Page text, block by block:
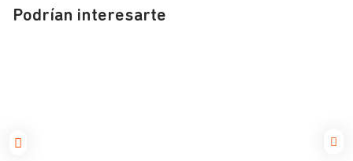
Podrían interesarte